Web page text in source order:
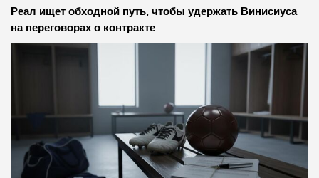
Реал ищет обходной путь, чтобы удержать Винисиуса
на переговорах о контракте